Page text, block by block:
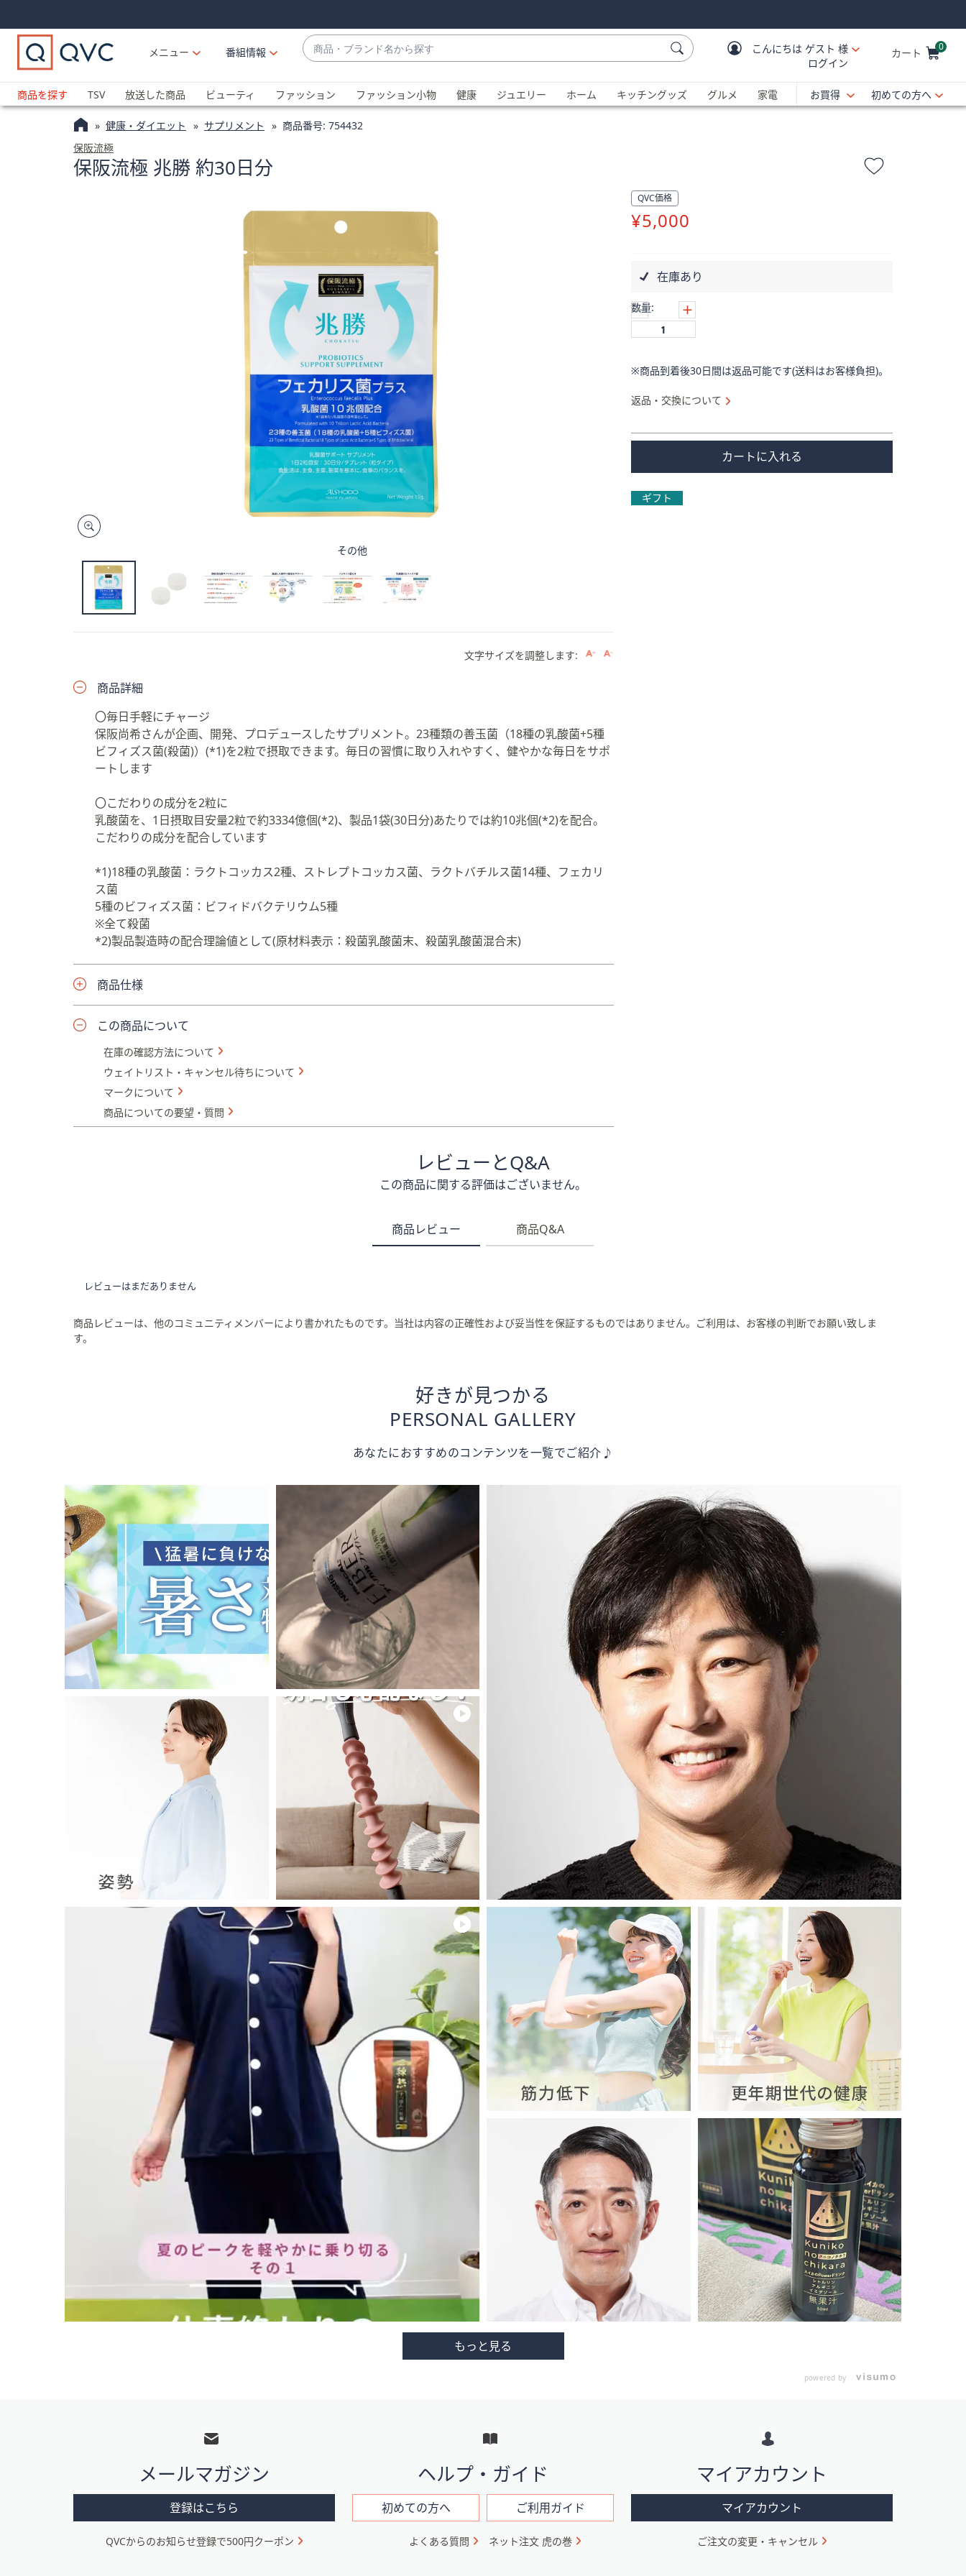
Links
Links2
メニュー
番組情報
商
品・
ラ
ン
ド
す
補
が
利
場
矢
ま
た
は
タ
ッ
チ
デ
バ
イ
ス
右
に
で
き
こんにちは ゲスト 様
ログイン
カート 0
商品を探す
TSV 放送した商品 ビューティ ファッション ファッション小物 健康 ジュエリー ホーム キッチングッズ グルメ 家電 お買得 初めての方へ
健康・ダイエット サプリメント 商品番号: 754432
保阪流極
保阪流極 兆勝 約30日分
その他
QVC価格
削
¥5,000
在庫あり
数量:
※商品到着後30日間は返品可能です(送料はお客様負担)。
返品・交換について
カートに入れる
ギフト
文字サイズを調整します:
商品詳細
〇毎日手軽にチャージ
保阪尚希さんが企画、開発、プロデュースしたサプリメント。23種類の善玉菌（18種の乳酸菌+5種
ビフィズス菌(殺菌)）(*1)を2粒で摂取できます。毎日の習慣に取り入れやすく、健やかな毎日をサポ
ートします
〇こだわりの成分を2粒に
乳酸菌を、1日摂取目安量2粒で約3334億個(*2)、製品1袋(30日分)あたりでは約10兆個(*2)を配合。
こだわりの成分を配合しています
*1)18種の乳酸菌：ラクトコッカス2種、ストレプトコッカス菌、ラクトバチルス菌14種、フェカリ
ス菌
5種のビフィズス菌：ビフィドバクテリウム5種
※全て殺菌
*2)製品製造時の配合理論値として(原材料表示：殺菌乳酸菌末、殺菌乳酸菌混合末)
商品仕様
この商品について
在庫の確認方法について
ウェイトリスト・キャンセル待ちについて
マークについて
商品についての要望・質問
レビューとQ&A
この商品に関する評価はございません。
商品レビュー 商品Q&A
レビューはまだありません
商品レビューは、他のコミュニティメンバーにより書かれたものです。当社は内容の正確性および妥当性を保証するものではありません。ご利用は、お客様の判断でお願い致しま
す。
好きが見つかる
PERSONAL GALLERY
あなたにおすすめのコンテンツを一覧でご紹介♪
powered by
メールマガジン
登録はこちら
QVCからのお知らせ登録で500円クーポン
ヘルプ・ガイド
初めての方へ ご利用ガイド
よくある質問 ネット注文 虎の巻
マイアカウント
マイアカウント
ご注文の変更・キャンセル